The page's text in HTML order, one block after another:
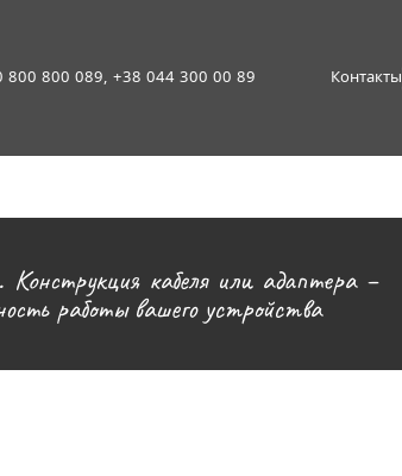
800 800 089, +38 044 300 00 89 Контакты
Конструкция кабеля или адаптера –
работы вашего устройства